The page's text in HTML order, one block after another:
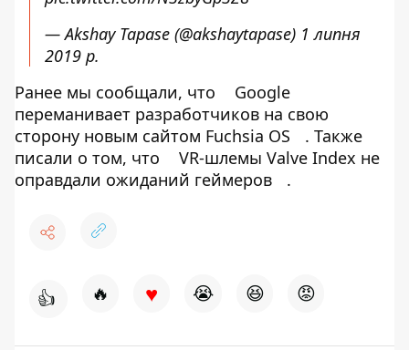
— Akshay Tapase (@akshaytapase) 1 липня
2019 р.
Ранее мы сообщали, что
Google
переманивает разработчиков на свою
сторону новым сайтом Fuchsia OS
. Также
писали о том, что
VR-шлемы Valve Index не
оправдали ожиданий геймеров
.
👍 🔥 ♥ 😭 😆 😡